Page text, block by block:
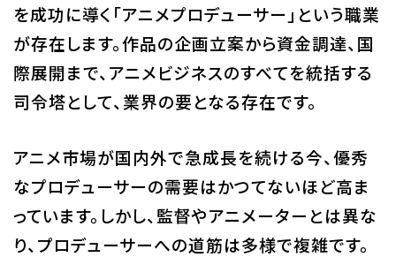
学生生活・サポート
就職・キャリア
在学生の活躍
イベント
を成功に導く「アニメプロデューサー」という職業
が存在します。作品の企画立案から資金調達、国
際展開まで、アニメビジネスのすべてを統括する
司令塔として、業界の要となる存在です。
アニメ市場が国内外で急成長を続ける今、優秀
なプロデューサーの需要はかつてないほど高ま
っています。しかし、監督やアニメーターとは異な
り、プロデューサーへの道筋は多様で複雑です。